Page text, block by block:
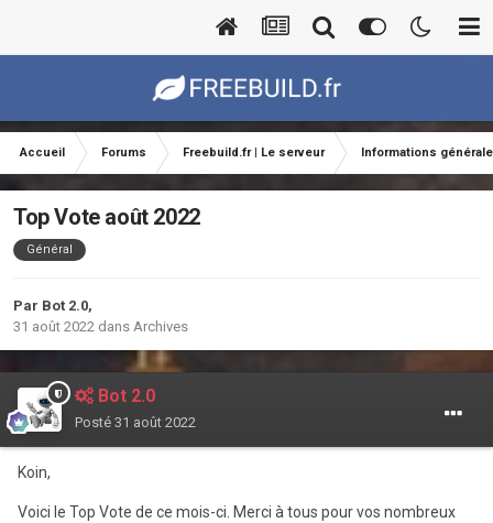
Accueil Forums Freebuild.fr | Le serveur Informations
Top Vote août 2022
Général
Par Bot 2.0,
31 août 2022 dans Archives
Bot 2.0
Posté 31 août 2022
Koin,
Voici le Top Vote de ce mois-ci. Merci à tous pour vos nombreux